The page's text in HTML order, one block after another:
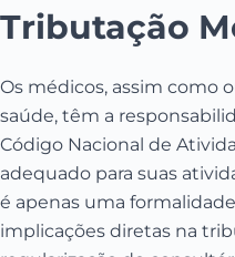
Tributação
Os médicos, assim como
saúde, têm a
Código Nacional de
adequado para suas
é apenas uma
implicações diretas na